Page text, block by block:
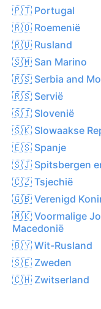
🇵🇹 Portugal
🇷🇴 Roemenië
🇷🇺 Rusland
🇸🇲 San Marino
🇷🇸 Serbia and
🇷🇸 Servië
🇸🇮 Slovenië
🇸🇰 Slowaakse
🇪🇸 Spanje
🇸🇯 Spitsbergen
🇨🇿 Tsjechië
🇬🇧 Verenigd
🇲🇰 Voormalige
Macedonië
🇧🇾 Wit-Rusland
🇸🇪 Zweden
🇨🇭 Zwitserland